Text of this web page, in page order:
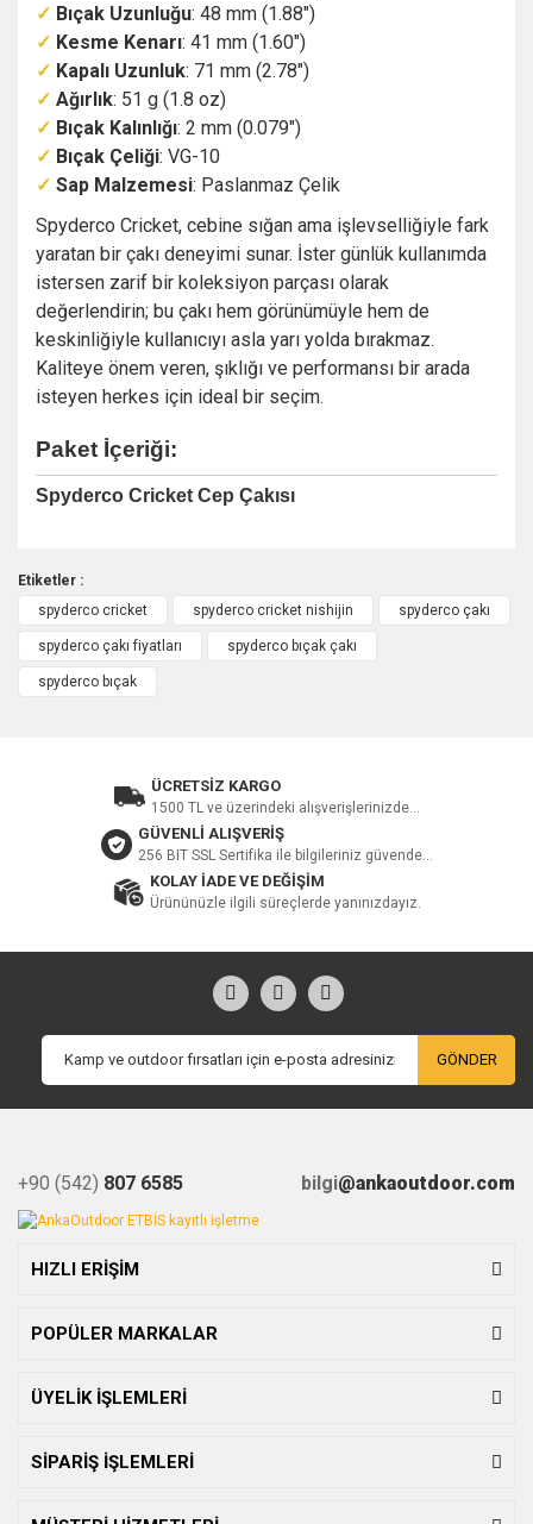
✓ Bıçak Uzunluğu: 48 mm (1.88")
✓ Kesme Kenarı: 41 mm (1.60")
✓ Kapalı Uzunluk: 71 mm (2.78")
✓ Ağırlık: 51 g (1.8 oz)
✓ Bıçak Kalınlığı: 2 mm (0.079")
✓ Bıçak Çeliği: VG-10
✓ Sap Malzemesi: Paslanmaz Çelik
Spyderco Cricket, cebine sığan ama işlevselliğiyle fark
yaratan bir çakı deneyimi sunar. İster günlük kullanımda
istersen zarif bir koleksiyon parçası olarak
değerlendirin; bu çakı hem görünümüyle hem de
keskinliğiyle kullanıcıyı asla yarı yolda bırakmaz.
Kaliteye önem veren, şıklığı ve performansı bir arada
isteyen herkes için ideal bir seçim.
Paket İçeriği:
Spyderco Cricket Cep Çakısı
Bu ürüne ilk yorumu siz yapın!
Etiketler :
spyderco cricket
spyderco cricket nishijin spyderco çakı
spyderco çakı fiyatları spyderco bıçak çakı
spyderco bıçak
ÜCRETSİZ KARGO
1500 TL ve üzerindeki alışverişlerinizde...
GÜVENLİ ALIŞVERİŞ
256 BIT SSL Sertifika ile bilgileriniz güvende...
KOLAY İADE VE DEĞİŞİM
Ürününüzle ilgili süreçlerde yanınızdayız.
GÖNDER
+90 (542) 807 6585 bilgi@ankaoutdoor.com
HIZLI ERİŞİM
POPÜLER MARKALAR
ÜYELİK İŞLEMLERİ
SİPARİŞ İŞLEMLERİ